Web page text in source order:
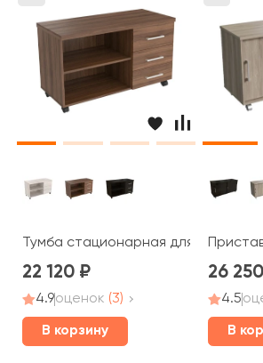
Тумба стационарная для
22 120
4.9оценок (3)
В корзину
26 250
4.5
В